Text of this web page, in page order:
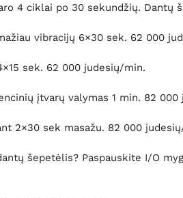
4 ciklai po 30 sekundžių.
vibracijų 6×30 sek. 62 000
sek. 62 000 judesių/min.
įtvarų valymas 1 min. 82
2×30 sek masažu. 82 000
šepetėlis? Paspauskite I/O